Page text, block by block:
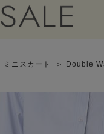
ミニスカート ＞ Double